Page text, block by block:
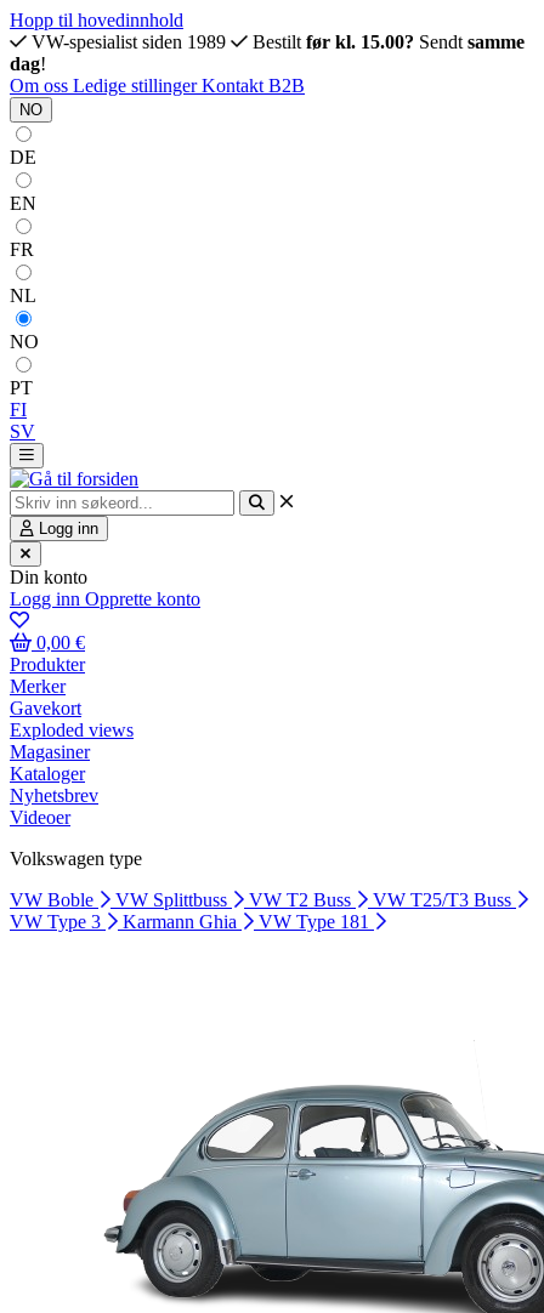
Hopp til hovedinnhold
VW-spesialist siden 1989
Bestilt før kl. 15.00? Sendt samme
dag!
Om oss Ledige stillingerKontakt B2B
NO
DE
EN
FR
NL
NO
PT
FI
SV
Logg inn
Din konto
Logg inn Opprette konto
0,00 €
Produkter
Merker
Gavekort
Exploded views
Magasiner
Kataloger
Nyhetsbrev
Videoer
Volkswagen type
VW Boble
VW Splittbuss VW T2 Buss
VW T25/T3 Buss
VW Type 3
Karmann Ghia VW Type 181